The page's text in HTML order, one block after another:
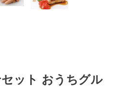
ット おうちグル